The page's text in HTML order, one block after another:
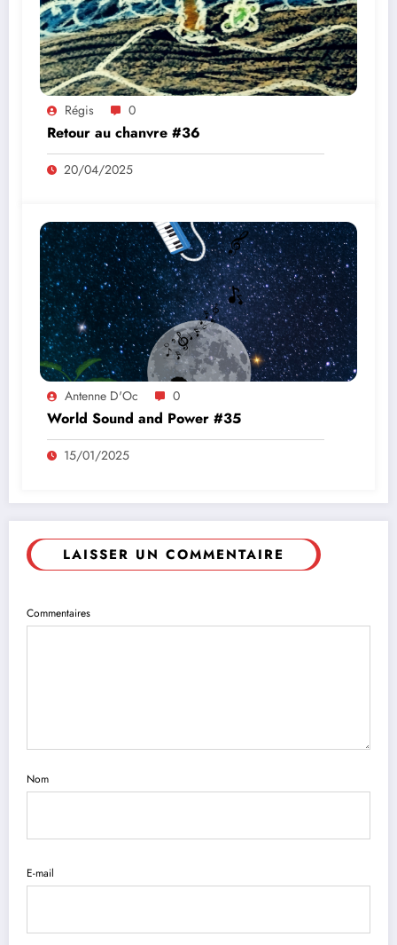
Régis 0
Retour au chanvre #36
20/04/2025
Antenne D'Oc 0
World Sound and Power #35
15/01/2025
LAISSER UN COMMENTAIRE
Commentaires
Nom
E-mail